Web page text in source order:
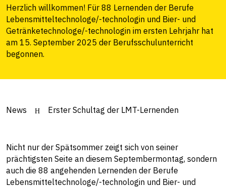
Herzlich willkommen! Für 88 Lernenden der Berufe
Lebensmitteltechnologe/-technologin und Bier- und
Getränketechnologe/-technologin im ersten Lehrjahr hat
am 15. September 2025 der Berufsschulunterricht
begonnen.
News Erster Schultag der LMT-Lernenden
Nicht nur der Spätsommer zeigt sich von seiner
prächtigsten Seite an diesem Septembermontag, sondern
auch die 88 angehenden Lernenden der Berufe
Lebensmitteltechnologe/-technologin und Bier- und